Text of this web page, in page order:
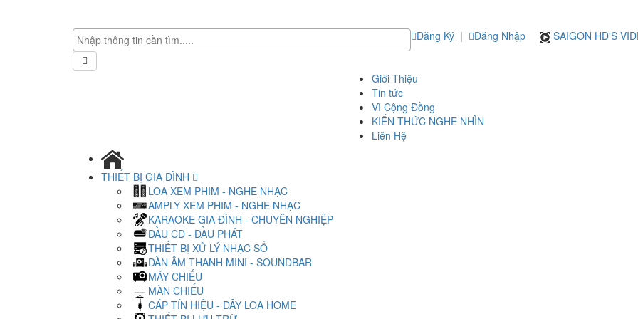
Đăng Ký | Đăng Nhập SAIGON HD'S
Giới Thiệu
Tin tức
Vì Cộng Đồng
KIẾN THỨC NGHE NHÌN
Liên Hệ
THIẾT BỊ GIA ĐÌNH
LOA XEM PHIM - NGHE NHẠC
AMPLY XEM PHIM - NGHE NHẠC
KARAOKE GIA ĐÌNH - CHUYÊN NGHIỆP
ĐẦU CD - ĐẦU PHÁT
THIẾT BỊ XỬ LÝ NHẠC SỐ
DÀN ÂM THANH MINI - SOUNDBAR
MÁY CHIẾU
MÀN CHIẾU
CÁP TÍN HIỆU - DÂY LOA HOME